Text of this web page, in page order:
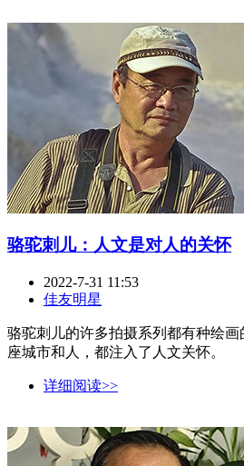
骆驼刺儿：人文是对人的关怀
2022-7-31 11:53
佳友明星
骆驼刺儿的许多拍摄系列都有种绘
座城市和人，都注入了人文关怀。
详细阅读>>